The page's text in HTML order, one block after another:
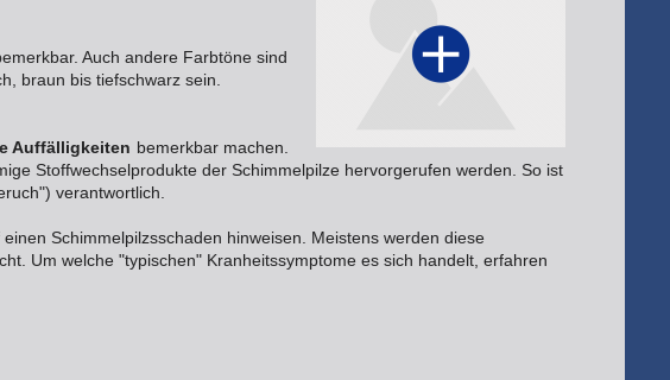
Auch andere Farbtöne sind
braun bis tiefschwarz sein.
Auffälligkeiten bemerkbar machen.
Stoffwechselprodukte der Schimmelpilze hervorgerufen werden. So ist
verantwortlich.
einen Schimmelpilzsschaden hinweisen. Meistens werden diese
Um welche "typischen" Kranheitssymptome es sich handelt, erfahren